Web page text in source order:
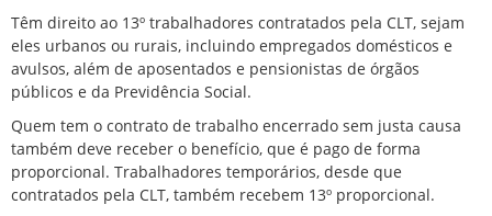
Têm direito ao 13º trabalhadores contratados pela CLT, sejam
eles urbanos ou rurais, incluindo empregados domésticos e
avulsos, além de aposentados e pensionistas de órgãos
públicos e da Previdência Social.
Quem tem o contrato de trabalho encerrado sem justa causa
também deve receber o benefício, que é pago de forma
proporcional. Trabalhadores temporários, desde que
contratados pela CLT, também recebem 13º proporcional.